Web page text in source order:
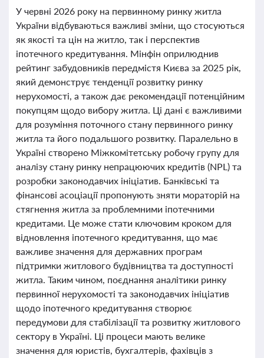
У червні 2026 року на первинному ринку житла
України відбуваються важливі зміни, що стосуються
як якості та цін на житло, так і перспектив
іпотечного кредитування. Мінфін оприлюднив
рейтинг забудовників передмістя Києва за 2025 рік,
який демонструє тенденції розвитку ринку
нерухомості, а також дає рекомендації потенційним
покупцям щодо вибору житла. Ці дані є важливими
для розуміння поточного стану первинного ринку
житла та його подальшого розвитку. Паралельно в
Україні створено Міжкомітетську робочу групу для
аналізу стану ринку непрацюючих кредитів (NPL) та
розробки законодавчих ініціатив. Банківські та
фінансові асоціації пропонують зняти мораторій на
стягнення житла за проблемними іпотечними
кредитами. Це може стати ключовим кроком для
відновлення іпотечного кредитування, що має
важливе значення для державних програм
підтримки житлового будівництва та доступності
житла. Таким чином, поєднання аналітики ринку
первинної нерухомості та законодавчих ініціатив
щодо іпотечного кредитування створює
передумови для стабілізації та розвитку житлового
сектору в Україні. Ці процеси мають велике
значення для юристів, бухгалтерів, фахівців з